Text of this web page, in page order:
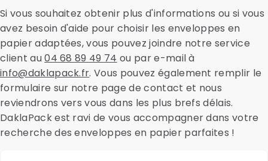
Si vous souhaitez obtenir plus d'informations ou si vous
avez besoin d'aide pour choisir les enveloppes en
papier adaptées, vous pouvez joindre notre service
client au04 68 89 49 74 ou par e-mail à
info@daklapack.fr. Vous pouvez également remplir le
formulaire sur notre page de contact et nous
reviendrons vers vous dans les plus brefs délais.
DaklaPack est ravi de vous accompagner dans votre
recherche des enveloppes en papier parfaites !